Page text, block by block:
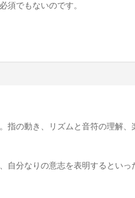
須でもないのです。
指の動き、リズムと音符の理解、
自分なりの意志を表明するといっ